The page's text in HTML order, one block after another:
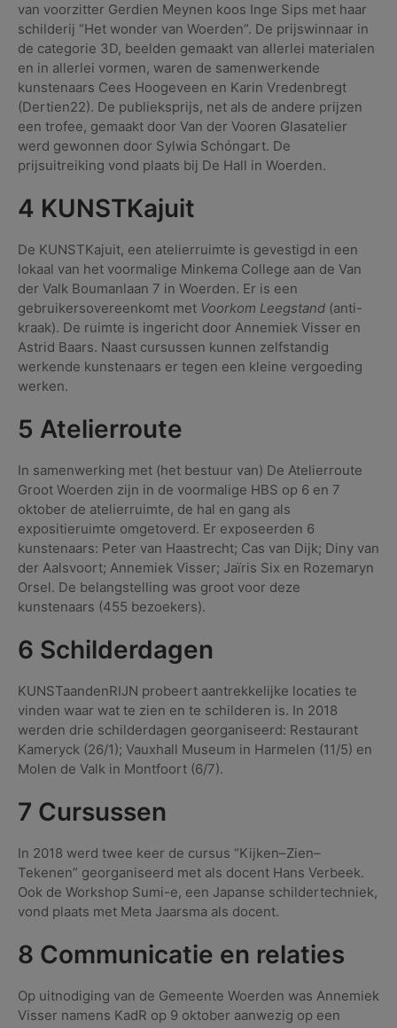
van voorzitter Gerdien Meynen koos Inge Sips met haar
schilderij “Het wonder van Woerden”. De prijswinnaar in
de categorie 3D, beelden gemaakt van allerlei materialen
en in allerlei vormen, waren de samenwerkende
kunstenaars Cees Hoogeveen en Karin Vredenbregt
(Dertien22). De publieksprijs, net als de andere prijzen
een trofee, gemaakt door Van der Vooren Glasatelier
werd gewonnen door Sylwia Schóngart. De
prijsuitreiking vond plaats bij De Hall in Woerden.
4 KUNSTKajuit
De KUNSTKajuit, een atelierruimte is gevestigd in een
lokaal van het voormalige Minkema College aan de Van
der Valk Boumanlaan 7 in Woerden. Er is een
gebruikersovereenkomt met Voorkom Leegstand (anti-
kraak). De ruimte is ingericht door Annemiek Visser en
Astrid Baars. Naast cursussen kunnen zelfstandig
werkende kunstenaars er tegen een kleine vergoeding
werken.
5 Atelierroute
In samenwerking met (het bestuur van) De Atelierroute
Groot Woerden zijn in de voormalige HBS op 6 en 7
oktober de atelierruimte, de hal en gang als
expositieruimte omgetoverd. Er exposeerden 6
kunstenaars: Peter van Haastrecht; Cas van Dijk; Diny van
der Aalsvoort; Annemiek Visser; Jaïris Six en Rozemaryn
Orsel. De belangstelling was groot voor deze
kunstenaars (455 bezoekers).
6 Schilderdagen
KUNSTaandenRIJN probeert aantrekkelijke locaties te
vinden waar wat te zien en te schilderen is. In 2018
werden drie schilderdagen georganiseerd: Restaurant
Kameryck (26/1); Vauxhall Museum in Harmelen (11/5) en
Molen de Valk in Montfoort (6/7).
7 Cursussen
In 2018 werd twee keer de cursus “Kijken–Zien–
Tekenen” georganiseerd met als docent Hans Verbeek.
Ook de Workshop Sumi-e, een Japanse schildertechniek,
vond plaats met Meta Jaarsma als docent.
8 Communicatie en relaties
Op uitnodiging van de Gemeente Woerden was Annemiek
Visser namens KadR op 9 oktober aanwezig op een